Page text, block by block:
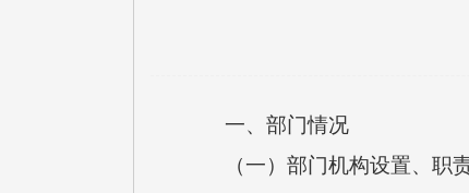
一、部门情况
（一）部门机构设置、职